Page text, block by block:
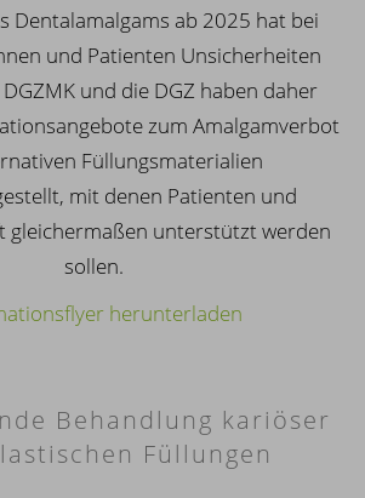
Dentalamalgams ab 2025 hat bei
und Patienten Unsicherheiten
und die DGZ haben daher
zum Amalgamverbot
Füllungsmaterialien
mit denen Patienten und
gleichermaßen unterstützt werden
sollen.
herunterladen
Behandlung kariöser
Füllungen